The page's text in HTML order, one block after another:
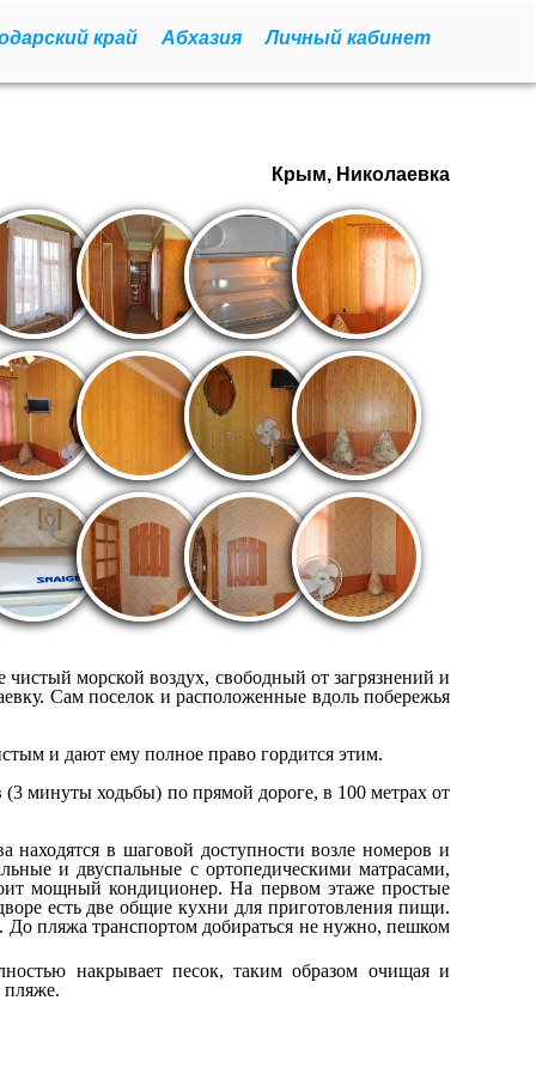
край Абхазия Личный кабинет
Крым, Николаевка
морской воздух, свободный от загрязнений и
Сам поселок и расположенные вдоль побережья
и дают ему полное право гордится этим.
минуты ходьбы) по прямой дороге, в 100 метрах от
в шаговой доступности возле номеров и
и двуспальные с ортопедическими матрасами,
мощный кондиционер. На первом этаже простые
есть две общие кухни для приготовления пищи.
пляжа транспортом добираться не нужно, пешком
накрывает песок, таким образом очищая и
пляже.